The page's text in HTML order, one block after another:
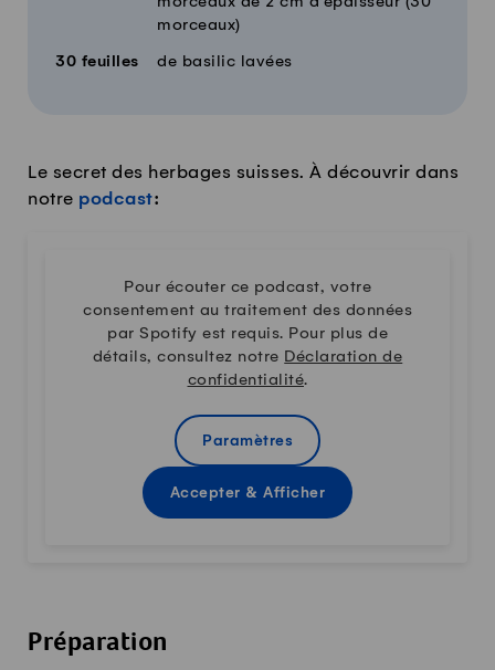
morceaux)
30 feuilles de basilic lavées
Le secret des herbages suisses. À découvrir dans
notre podcast:
Pour écouter ce podcast, votre
consentement au traitement des données
par Spotify est requis. Pour plus de
détails, consultez notre Déclaration de
confidentialité.
Paramètres
Accepter & Afficher
Préparation